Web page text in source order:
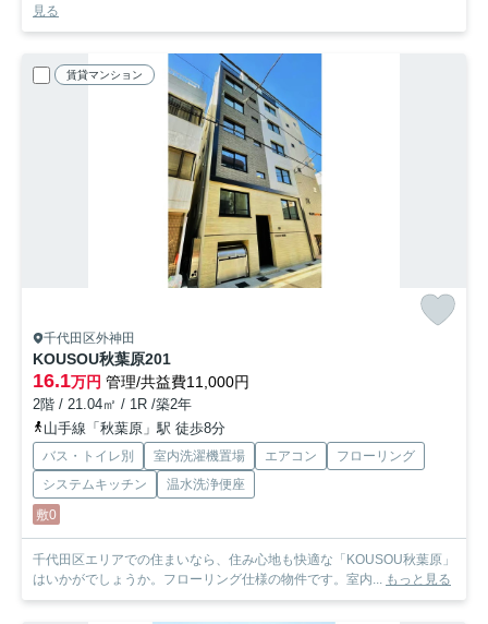
見る
賃貸マンション
千代田区外神田
KOUSOU秋葉原201
16.1万円 管理/共益費11,000円
2階 / 21.04㎡ / 1R /築2年
山手線「秋葉原」駅 徒歩8分
バス・トイレ別 室内洗濯機置場 エアコン
フローリング
システムキッチン
温水洗浄便座
敷0
千代田区エリアでの住まいなら、住み心地も快適な「KOUSOU秋葉原」
はいかがでしょうか。フローリング仕様の物件です。室内...
もっと見る